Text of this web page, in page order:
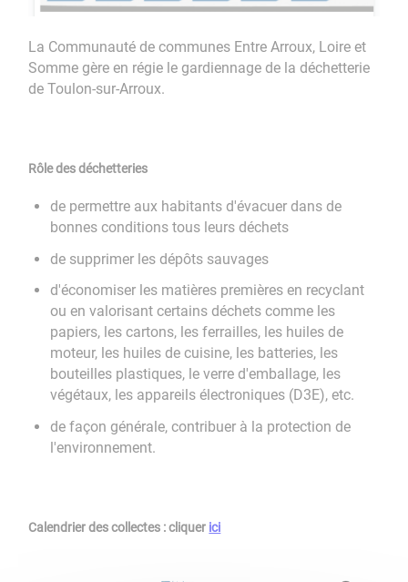
La Communauté de communes Entre Arroux, Loire et
Somme gère en régie le gardiennage de la déchetterie
de Toulon-sur-Arroux.
Rôle des déchetteries
de permettre aux habitants d'évacuer dans de
bonnes conditions tous leurs déchets
de supprimer les dépôts sauvages
d'économiser les matières premières en recyclant
ou en valorisant certains déchets comme les
papiers, les cartons, les ferrailles, les huiles de
moteur, les huiles de cuisine, les batteries, les
bouteilles plastiques, le verre d'emballage, les
végétaux, les appareils électroniques (D3E), etc.
de façon générale, contribuer à la protection de
l'environnement.
Calendrier des collectes : cliquer ici